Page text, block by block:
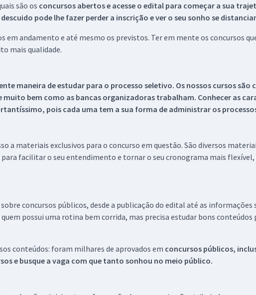
são os concursos abertos e acesse o edital para começar a sua
pode lhe fazer perder a inscrição e ver o seu sonho se
em andamento e até mesmo os previstos. Ter em mente os concursos
mais qualidade.
maneira de estudar para o processo seletivo. Os nossos cursos
bem como as bancas organizadoras trabalham. Conhecer as
pois cada uma tem a sua forma de administrar os
a materiais exclusivos para o concurso em questão. São diversos
facilitar o seu entendimento e tornar o seu cronograma mais flexível,
concursos públicos, desde a publicação do edital até as informações
possui uma rotina bem corrida, mas precisa estudar bons conteúdos
conteúdos: foram milhares de aprovados em concursos públicos,
e busque a vaga com que tanto sonhou no meio público.